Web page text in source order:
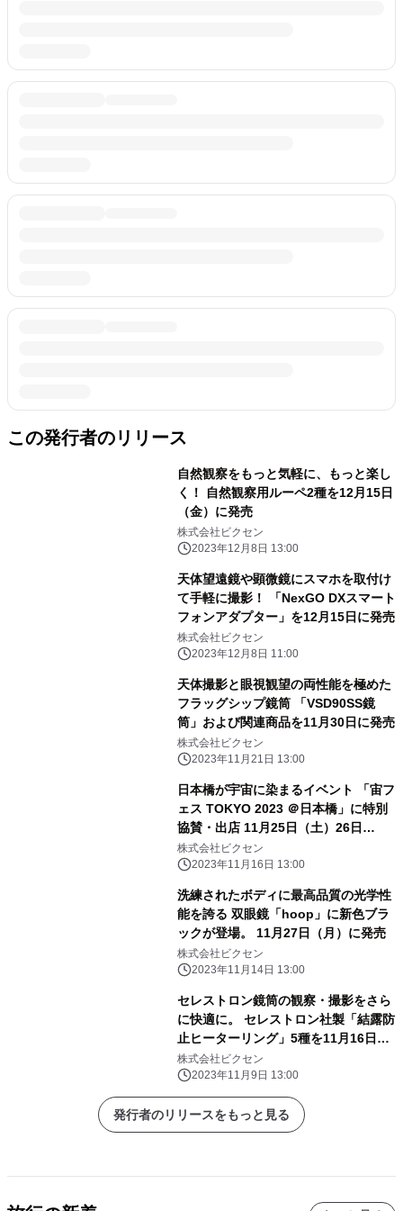
この発行者のリリース
自然観察をもっと気軽に、もっと楽し
く！ 自然観察用ルーペ2種を12月15日
（金）に発売
株式会社ビクセン
2023年12月8日 13:00
天体望遠鏡や顕微鏡にスマホを取付け
て手軽に撮影！ 「NexGO DXスマート
フォンアダプター」を12月15日に発売
株式会社ビクセン
2023年12月8日 11:00
天体撮影と眼視観望の両性能を極めた
フラッグシップ鏡筒 「VSD90SS鏡
筒」および関連商品を11月30日に発売
株式会社ビクセン
2023年11月21日 13:00
日本橋が宇宙に染まるイベント 「宙フ
ェス TOKYO 2023 ＠日本橋」に特別
協賛・出店 11月25日（土）26日
（日）開催
株式会社ビクセン
2023年11月16日 13:00
洗練されたボディに最高品質の光学性
能を誇る 双眼鏡「hoop」に新色ブラ
ックが登場。 11月27日（月）に発売
株式会社ビクセン
2023年11月14日 13:00
セレストロン鏡筒の観察・撮影をさら
に快適に。 セレストロン社製「結露防
止ヒーターリング」5種を11月16日
（木）に発売。
株式会社ビクセン
2023年11月9日 13:00
発行者のリリースをもっと見る